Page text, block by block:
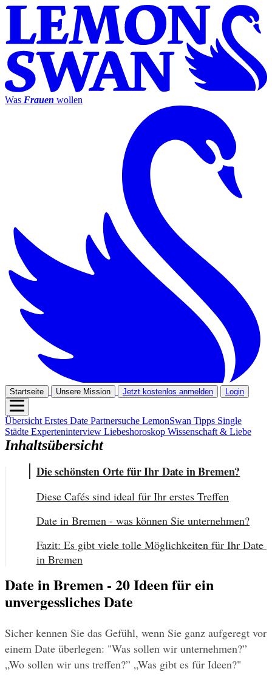
Was Frauen wollen
Startseite Unsere Mission Jetzt kostenlos anmelden Login
ÜbersichtErstes Date Partnersuche LemonSwan Tipps Single
Städte Experteninterview Liebeshoroskop Wissenschaft & Liebe
Inhaltsübersicht
Die schönsten Orte für Ihr Date in Bremen?
Diese Cafés sind ideal für Ihr erstes Treffen
Date in Bremen - was können Sie unternehmen?
Fazit: Es gibt viele tolle Möglichkeiten für Ihr Date
in Bremen
Date in Bremen - 20 Ideen für ein
unvergessliches Date
Sicher kennen Sie das Gefühl, wenn Sie ganz aufgeregt vor
einem Date überlegen: "Was sollen wir unternehmen?”
„Wo sollen wir uns treffen?” „Was gibt es für Ideen?"